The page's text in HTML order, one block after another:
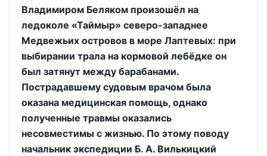
Владимиром Беляком произошёл на
ледоколе «Таймыр» северо-западнее
Медвежьих островов в море Лаптевых: при
выбирании трала на кормовой лебёдке он
был затянут между барабанами.
Пострадавшему судовым врачом была
оказана медицинская помощь, однако
полученные травмы оказались
несовместимы с жизнью. По этому поводу
начальник экспедиции Б. А. Вилькицкий